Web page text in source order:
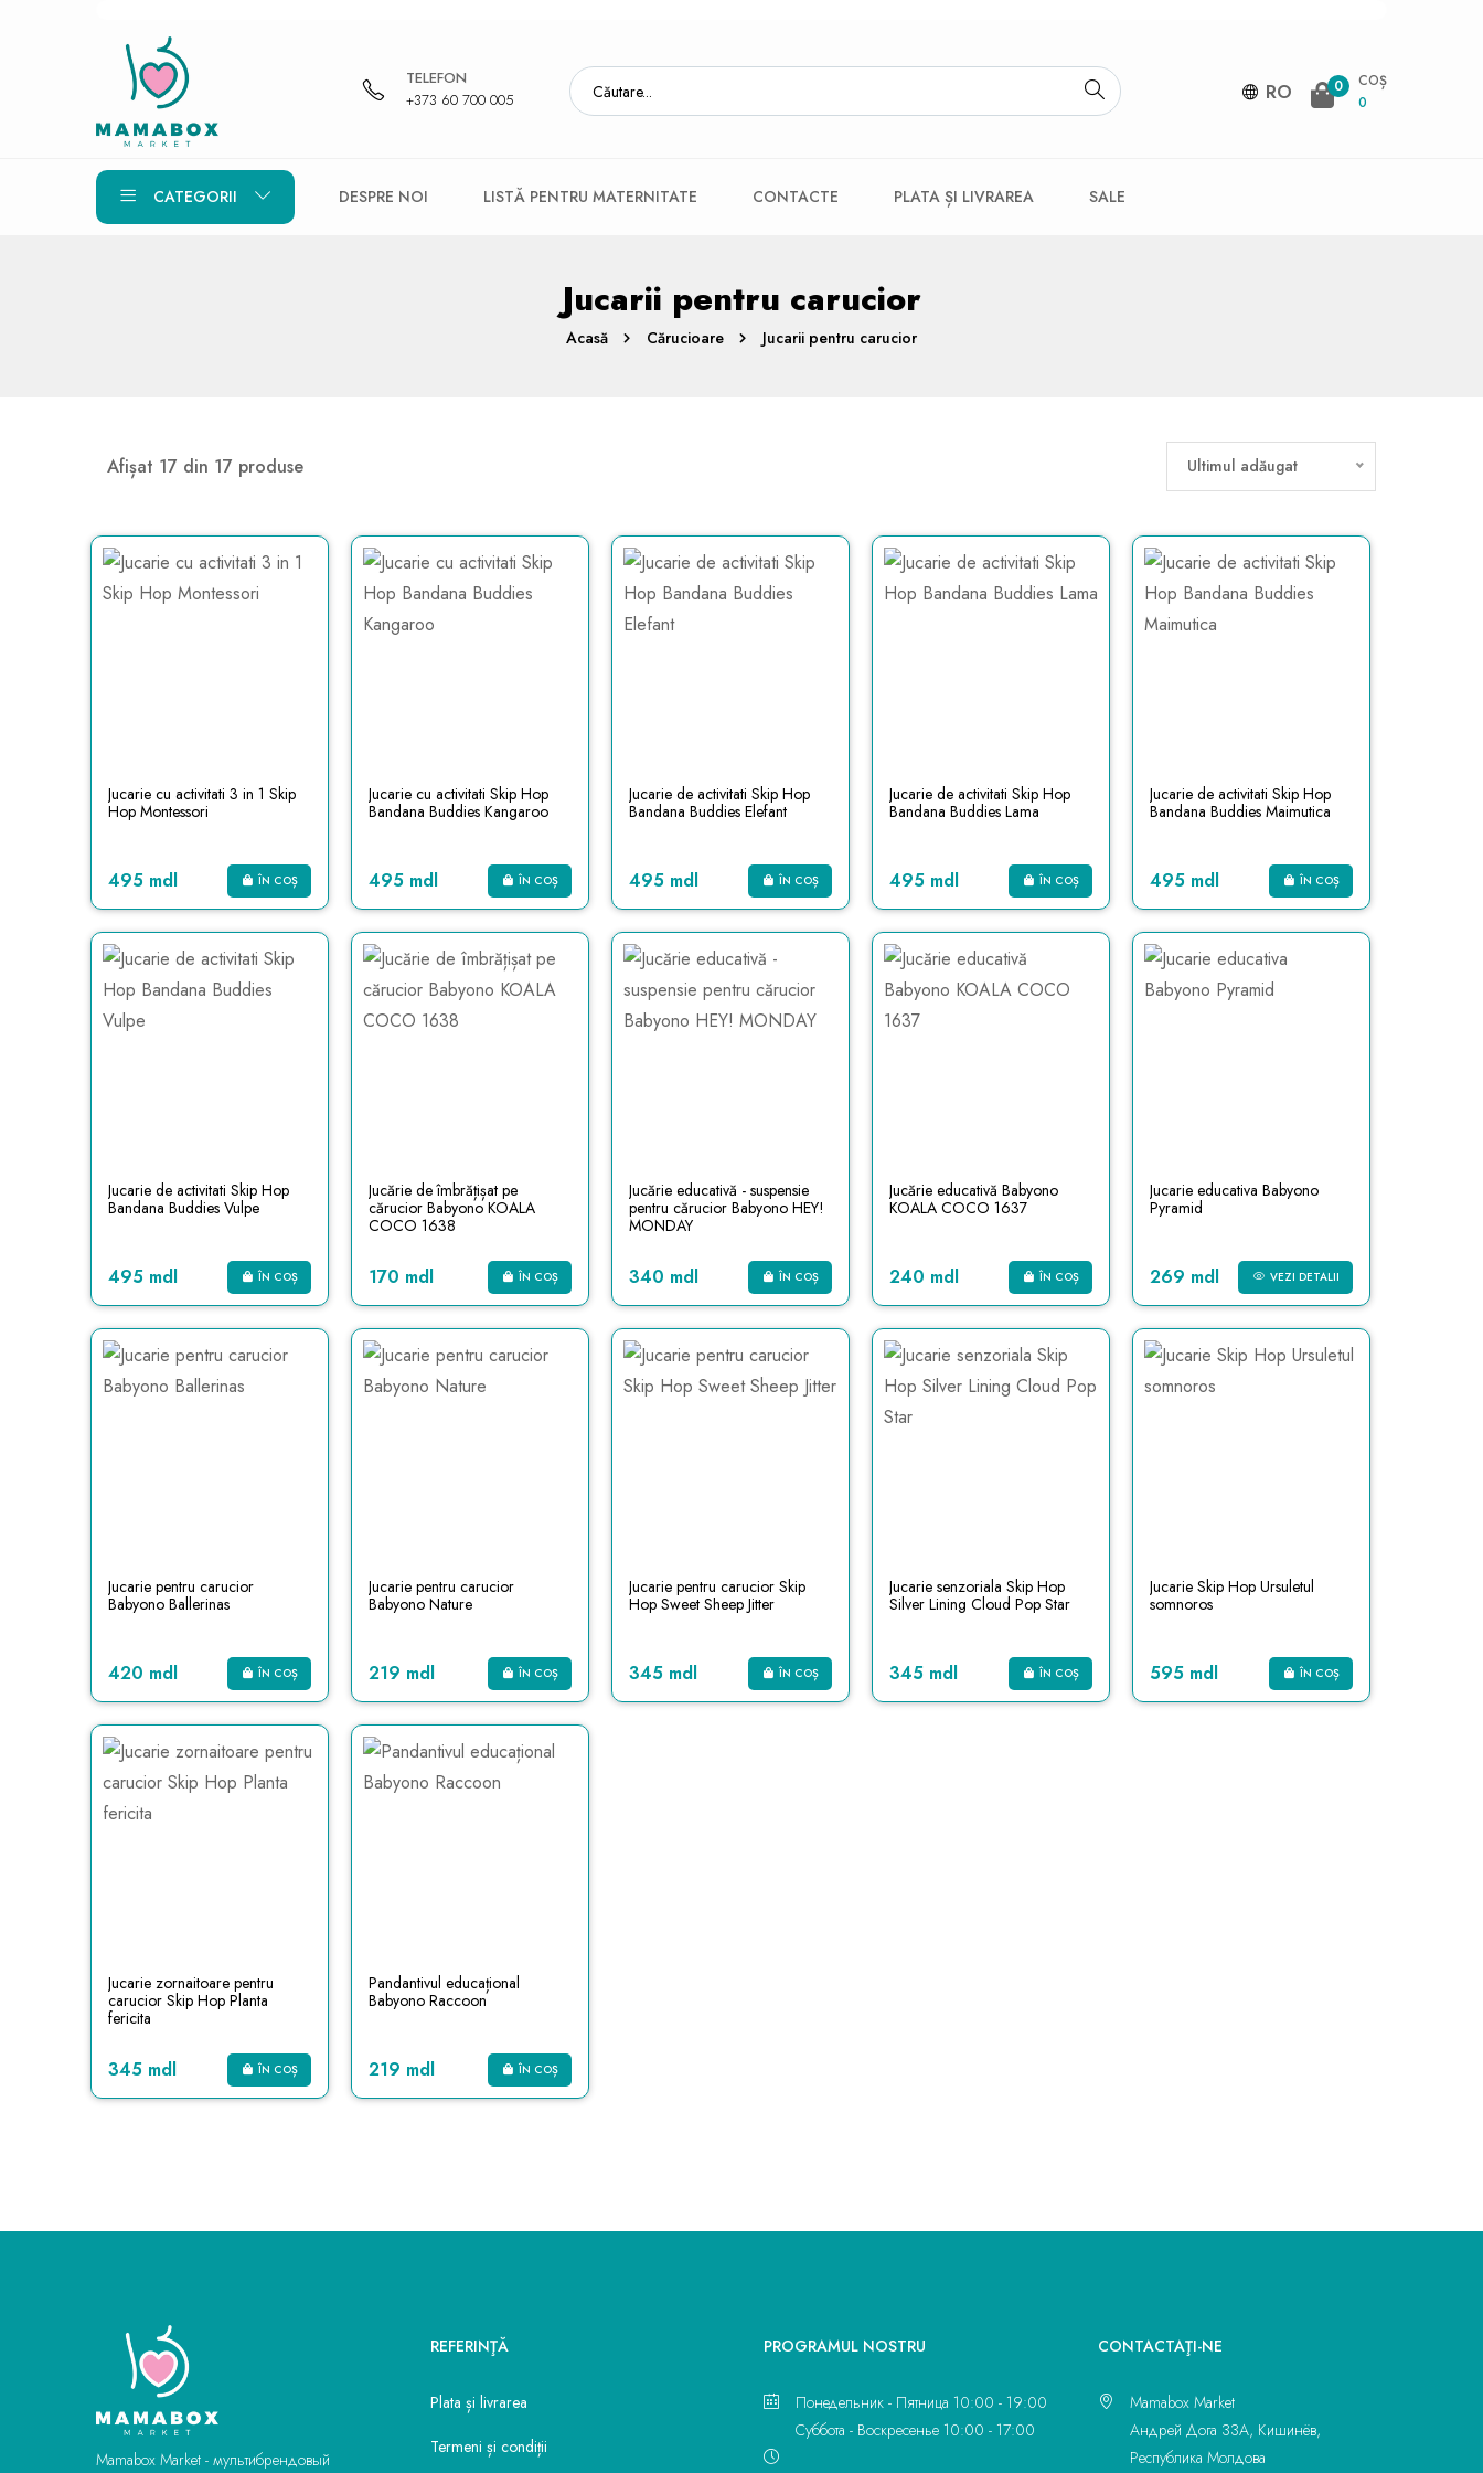
TELEFON
+373 60 700 005
RO 0
COȘ
0
CATEGORII DESPRE NOI LISTĂ PENTRU MATERNITATE CONTACTE PLATA ȘI LIVRAREA SALE
Jucarii pentru carucior
Acasă Cărucioare Jucarii pentru carucior
Afișat 17 din 17 produse Ultimul adăugat
Jucarie cu activitati 3 in 1 Skip
Hop Montessori
495 mdl ÎN COȘ
Jucarie cu activitati Skip Hop
Bandana Buddies Kangaroo
495 mdl ÎN COȘ
Jucarie de activitati Skip Hop
Bandana Buddies Elefant
495 mdl ÎN COȘ
Jucarie de activitati Skip Hop
Bandana Buddies Lama
495 mdl ÎN COȘ
Jucarie de activitati Skip Hop
Bandana Buddies Maimutica
495 mdl ÎN COȘ
Jucarie de activitati Skip Hop
Bandana Buddies Vulpe
495 mdl ÎN COȘ
Jucărie de îmbrățișat pe
cărucior Babyono KOALA
COCO 1638
170 mdl ÎN COȘ
Jucărie educativă - suspensie
pentru cărucior Babyono HEY!
MONDAY
340 mdl ÎN COȘ
Jucărie educativă Babyono
KOALA COCO 1637
240 mdl ÎN COȘ
Jucarie educativa Babyono
Pyramid
269 mdl VEZI DETALII
Jucarie pentru carucior
Babyono Ballerinas
420 mdl ÎN COȘ
Jucarie pentru carucior
Babyono Nature
219 mdl ÎN COȘ
Jucarie pentru carucior Skip
Hop Sweet Sheep Jitter
345 mdl ÎN COȘ
Jucarie senzoriala Skip Hop
Silver Lining Cloud Pop Star
345 mdl ÎN COȘ
Jucarie Skip Hop Ursuletul
somnoros
595 mdl ÎN COȘ
Jucarie zornaitoare pentru
carucior Skip Hop Planta
fericita
345 mdl ÎN COȘ
Pandantivul educațional
Babyono Raccoon
219 mdl ÎN COȘ
Mamabox Market - мультибрендовый
REFERINŢĂ
Plata și livrarea
Termeni și condiții
PROGRAMUL NOSTRU
Понедельник - Пятница 10:00 - 19:00
Суббота - Воскресенье 10:00 - 17:00
CONTACTAŢI-NE
Mamabox Market
Андрей Дога 33A, Кишинёв,
Республика Молдова